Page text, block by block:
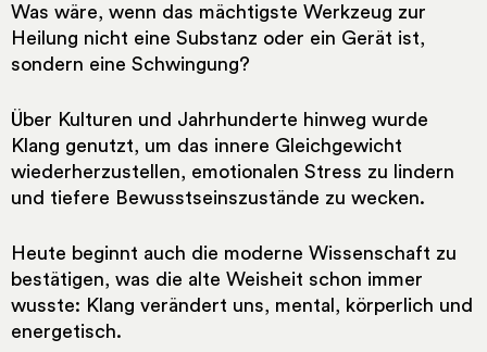
Was wäre, wenn das mächtigste Werkzeug zur
Heilung nicht eine Substanz oder ein Gerät ist,
sondern eine Schwingung?
Über Kulturen und Jahrhunderte hinweg wurde
Klang genutzt, um das innere Gleichgewicht
wiederherzustellen, emotionalen Stress zu lindern
und tiefere Bewusstseinszustände zu wecken.
Heute beginnt auch die moderne Wissenschaft zu
bestätigen, was die alte Weisheit schon immer
wusste: Klang verändert uns, mental, körperlich und
energetisch.